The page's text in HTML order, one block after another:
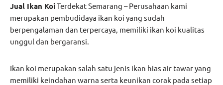
Jual Ikan KoiTerdekat Semarang – Perusahaan kami
merupakan pembudidaya ikan koi yang sudah
berpengalaman dan terpercaya, memiliki ikan koi kualitas
unggul dan bergaransi.
Ikan koi merupakan salah satu jenis ikan hias air tawar yang
memiliki keindahan warna serta keunikan corak pada setiap